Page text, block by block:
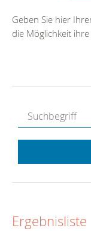
Geben Sie hier
die Möglichkeit
Ergebnisliste